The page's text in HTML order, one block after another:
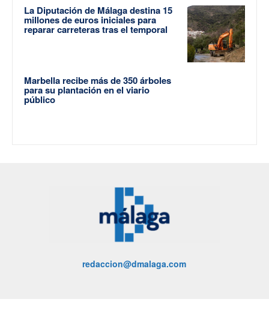
La Diputación de Málaga destina 15
millones de euros iniciales para
reparar carreteras tras el temporal
Marbella recibe más de 350 árboles
para su plantación en el viario
público
redaccion@dmalaga.com